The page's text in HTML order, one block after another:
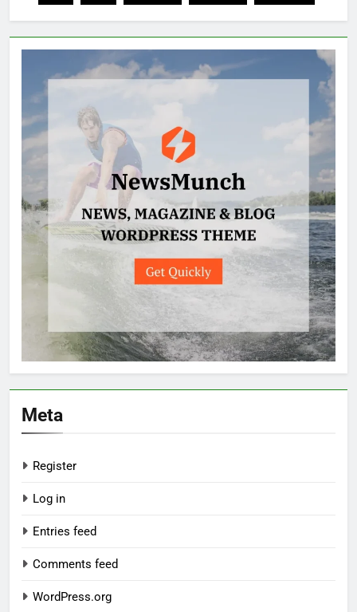
Meta
Register
Log in
Entries feed
Comments feed
WordPress.org